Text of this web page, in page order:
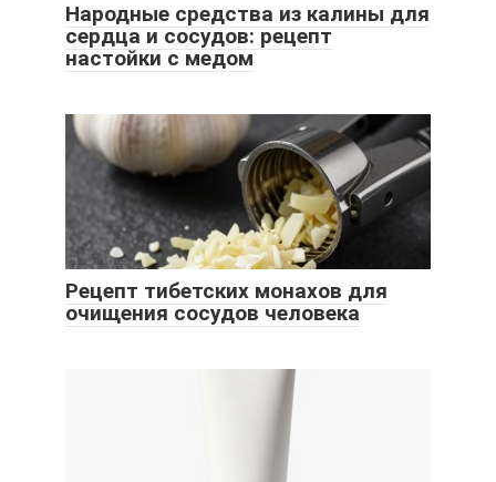
Народные средства из калины для
сердца и сосудов: рецепт
настойки с медом
Рецепт тибетских монахов для
очищения сосудов человека